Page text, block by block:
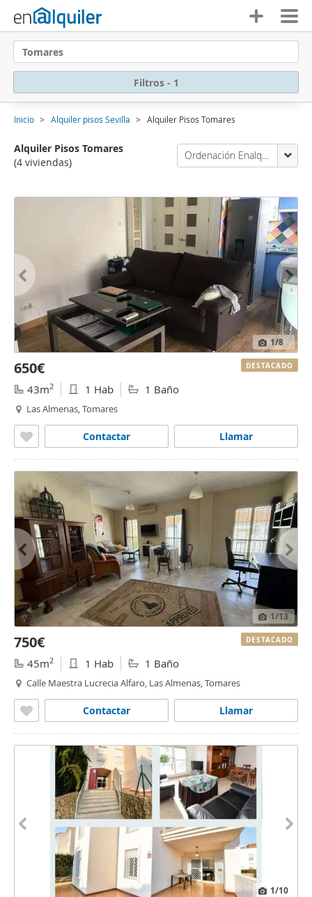
Tomares
Filtros - 1
Inicio Alquiler pisos Sevilla Alquiler Pisos Tomares
Alquiler Pisos Tomares
(4 viviendas)
Ordenación Enalquiler
1/8
650€
43m2 1 Hab 1 Baño
Las Almenas, Tomares
Llamar
Contactar
DESTACADO
1/13
750€
45m2 1 Hab 1 Baño
Calle Maestra Lucrecia Alfaro, Las Almenas, Tomares
Llamar
Contactar
DESTACADO
1/10